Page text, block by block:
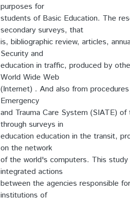
purposes for
students of Basic Education. The
secondary surveys, that
is, bibliographic review, articles,
Security and
education in traffic, produced by
World Wide Web
(Internet) . And also from
Emergency
and Trauma Care System (SIATE)
through surveys in
education education in the transit,
on the network
of the world's computers. This
integrated actions
between the agencies responsible
institutions of